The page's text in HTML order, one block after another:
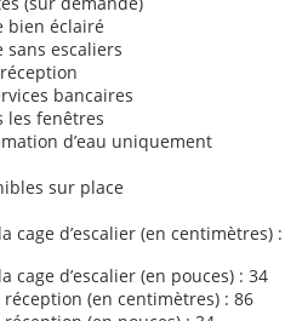
bien éclairé
sans escaliers
bancaires
les fenêtres
d’eau uniquement
sur place
cage d’escalier (en centimètres) :
cage d’escalier (en pouces) : 34
(en centimètres) : 86